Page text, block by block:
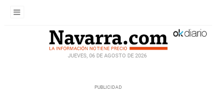
JUEVES, 06 DE AGOSTO DE 2026